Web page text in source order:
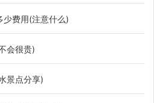
少费用(注意什么)
会很贵)
景点分享)